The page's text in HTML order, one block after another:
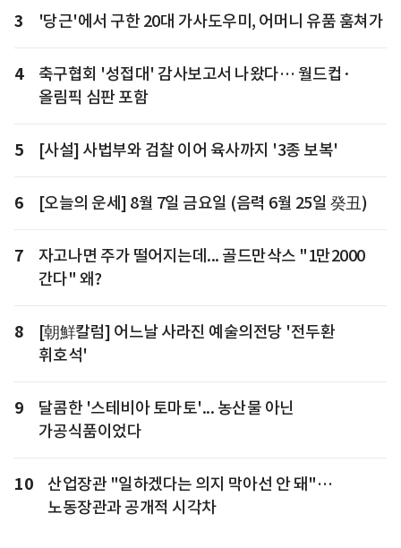
3 '당근'에서 구한 20대 가사도우미, 어머니 유품 훔쳐가
4
축구협회 '성접대' 감사보고서 나왔다… 월드컵·
올림픽 심판 포함
5 [사설] 사법부와 검찰 이어 육사까지 '3종 보복'
6 [오늘의 운세] 8월 7일 금요일 (음력 6월 25일 癸丑)
7
자고나면 주가 떨어지는데... 골드만삭스 "1만2000
간다" 왜?
8
[朝鮮칼럼] 어느날 사라진 예술의전당 '전두환
휘호석'
9
달콤한 '스테비아 토마토'... 농산물 아닌
가공식품이었다
10
산업장관 "일하겠다는 의지 막아선 안 돼"…
노동장관과 공개적 시각차